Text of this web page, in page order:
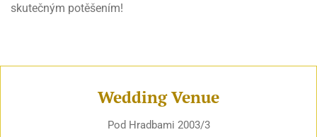
skutečným potěšením!
Wedding Venue
Pod Hradbami 2003/3